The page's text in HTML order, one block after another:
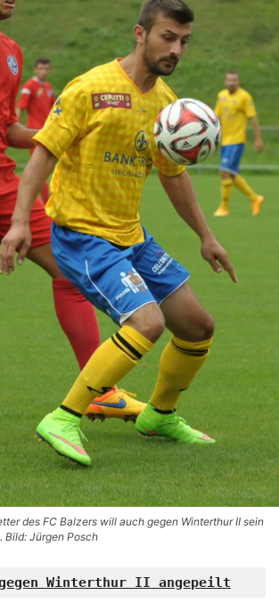
des FC Balzers will auch gegen Winterthur II sein
Bild: Jürgen Posch
Winterthur II angepeilt